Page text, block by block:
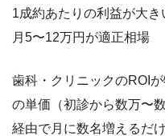
1成約あたりの利益が大き
月5〜12万円が適正相場
歯科・クリニックのROI
の単価（初診から数万〜
経由で月に数名増えるだ